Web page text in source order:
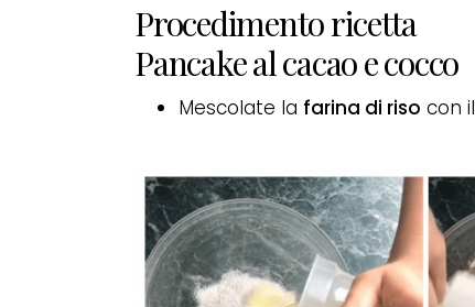
Procedimento ricetta
Pancake al cacao e cocco
Mescolate la farina di riso con il